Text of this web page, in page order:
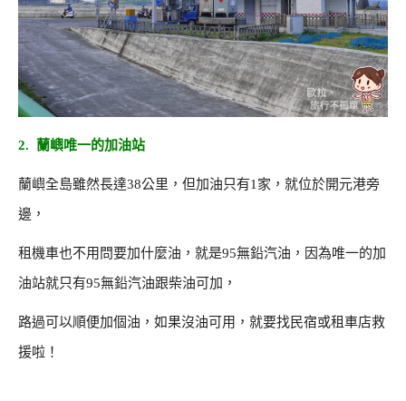
2. 蘭嶼唯一的加油站
蘭嶼全島雖然長達38公里，但加油只有1家，就位於開元港旁
邊，
租機車也不用問要加什麼油，就是95無鉛汽油，因為唯一的加
油站就只有95無鉛汽油跟柴油可加，
路過可以順便加個油，如果沒油可用，就要找民宿或租車店救
援啦！